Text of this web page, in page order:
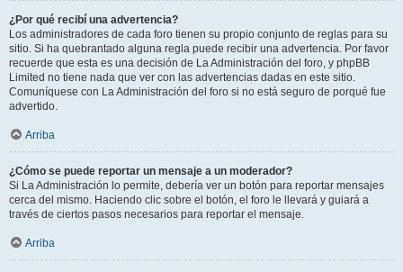
¿Por qué recibí una advertencia?
Los administradores de cada foro tienen su propio conjunto de reglas para su
sitio. Si ha quebrantado alguna regla puede recibir una advertencia. Por favor
recuerde que esta es una decisión de La Administración del foro, y phpBB
Limited no tiene nada que ver con las advertencias dadas en este sitio.
Comuníquese con La Administración del foro si no está seguro de porqué fue
advertido.
Arriba
¿Cómo se puede reportar un mensaje a un moderador?
Si La Administración lo permite, debería ver un botón para reportar mensajes
cerca del mismo. Haciendo clic sobre el botón, el foro le llevará y guiará a
través de ciertos pasos necesarios para reportar el mensaje.
Arriba